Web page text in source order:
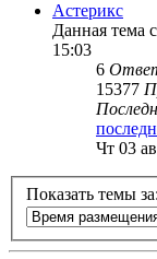
Астерикс
Данная тема
15:03
6
15377
Чт 03
Показать темы за: